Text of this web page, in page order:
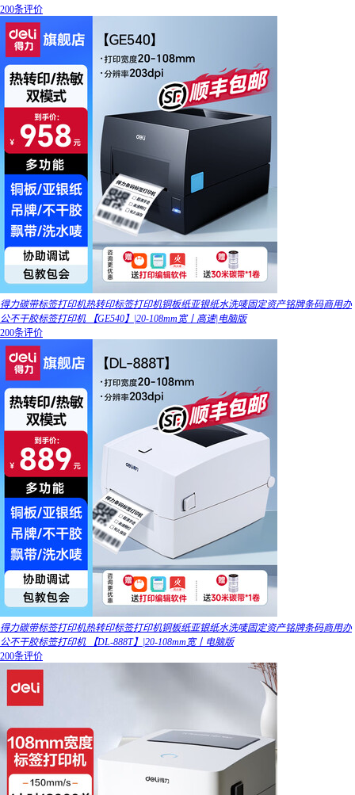
200条评价
得力碳带标签打印机热转印标签打印机铜板纸亚银纸水洗唛固定资产铭牌条码商用办
公不干胶标签打印机 【GE540】|20-108mm宽丨高速|电脑版
200条评价
得力碳带标签打印机热转印标签打印机铜板纸亚银纸水洗唛固定资产铭牌条码商用办
公不干胶标签打印机 【DL-888T】|20-108mm宽丨电脑版
200条评价